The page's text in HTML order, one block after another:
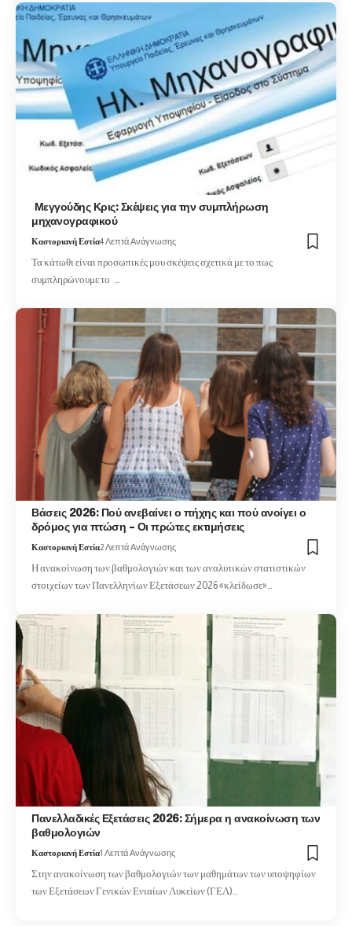
Μεγγούδης Κρις: Σκέψεις για την συμπλήρωση
μηχανογραφικού
Καστοριανή Εστία4 Λεπτά Ανάγνωσης
Τα κάτωθι είναι προσωπικές μου σκέψεις σχετικά με το πως
συμπληρώνουμε το …
Βάσεις 2026: Πού ανεβαίνει ο πήχης και πού ανοίγει ο
δρόμος για πτώση – Οι πρώτες εκτιμήσεις
Καστοριανή Εστία2 Λεπτά Ανάγνωσης
Η ανακοίνωση των βαθμολογιών και των αναλυτικών στατιστικών
στοιχείων των Πανελληνίων Εξετάσεων 2026 «κλείδωσε»…
Πανελλαδικές Εξετάσεις 2026: Σήμερα η ανακοίνωση των
βαθμολογιών
Καστοριανή Εστία1 Λεπτά Ανάγνωσης
Στην ανακοίνωση των βαθμολογιών των μαθημάτων των υποψηφίων
των Εξετάσεων Γενικών Ενιαίων Λυκείων (ΓΕΛ)…